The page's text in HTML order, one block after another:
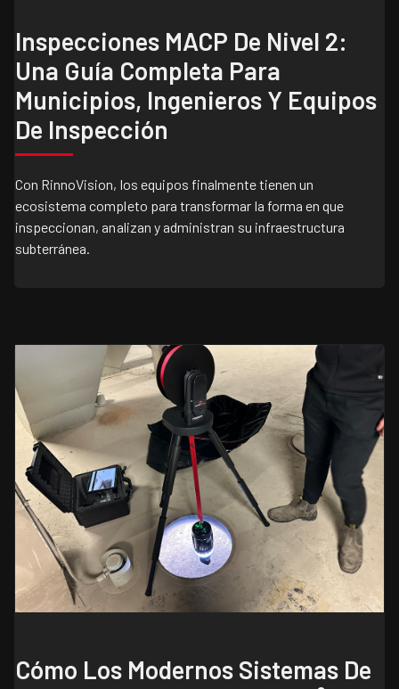
Inspecciones MACP De Nivel 2:
Una Guía Completa Para
Municipios, Ingenieros Y Equipos
De Inspección
Con RinnoVision, los equipos finalmente tienen un
ecosistema completo para transformar la forma en que
inspeccionan, analizan y administran su infraestructura
subterránea.
Cómo Los Modernos Sistemas De